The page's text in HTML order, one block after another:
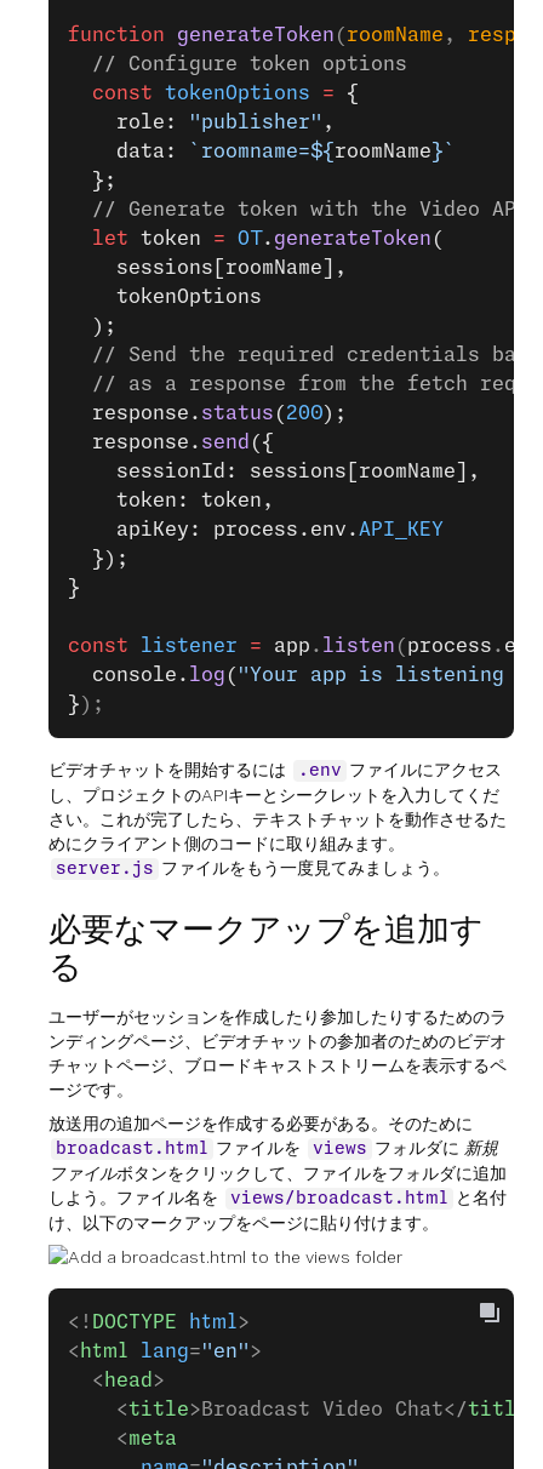
function generateToken ( roomName ,
  // Configure token options
  const
tokenOptions = {
    role:
"publisher" ,
    data:
`roomname=${ roomName }`
  };
// Generate token with the Video API
  let
token = OT. generateToken (
    sessions[roomName],
    tokenOptions
  );
// Send the required credentials
// as a response from the fetch
  response.
status ( 200);
  response.
send ({
    sessionId: sessions[roomName],
    token: token,
    apiKey: process.env.
API_KEY
  });
}
const listener = app . listen ( process . env
  console.
log ( "Your app is listening
} );
ビデオチャットを開始するには .env ファイルにアクセス
し、プロジェクトのAPIキーとシークレットを入力してくだ
さい。これが完了したら、テキストチャットを動作させるた
めにクライアント側のコードに取り組みます。
server.js ファイルをもう一度見てみましょう。
必要なマークアップを追加す
る
ユーザーがセッションを作成したり参加したりするためのラ
ンディングページ、ビデオチャットの参加者のためのビデオ
チャットページ、ブロードキャストストリームを表示するペ
ージです。
放送用の追加ページを作成する必要がある。そのために
broadcast.html ファイルを views フォルダに 新規
ファイルボタンをクリックして、ファイルをフォルダに追加
しよう。ファイル名を
views/broadcast.html
と名付
け、以下のマークアップをページに貼り付けます。
<! DOCTYPE html>
< html lang="en" >
  <
head >
    <
title>Broadcast Video Chat</title
    <
meta